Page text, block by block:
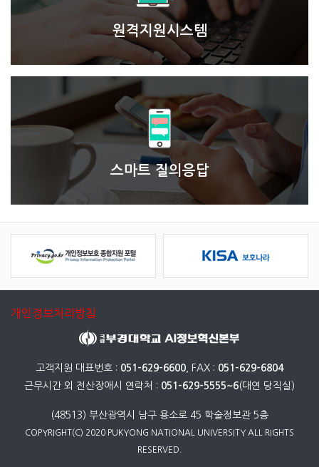
원격지원시스템
스마트 질의응답
개인정보처리방침
고객지원 대표번호 : 051-629-6600 , FAX : 051-629-6804
근무시간 외 전산장애시 연락처 : 051-629-5555~6(대연 당직실)
(48513) 부산광역시 남구 용소로 45 학술정보관 5층
COPYRIGHT(C) 2020 PUKYONG NATIONAL UNIVERSITY ALL RIGHTS
RESERVED.